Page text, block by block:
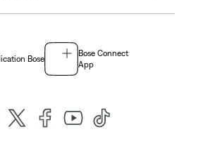
Bose
Bose Connect
App